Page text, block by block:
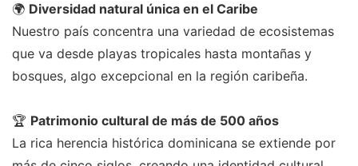
🌍 Diversidad natural única en el Caribe
Nuestro país concentra una variedad de ecosistemas
que va desde playas tropicales hasta montañas y
bosques, algo excepcional en la región caribeña.
🏆 Patrimonio cultural de más de 500 años
La rica herencia histórica dominicana se extiende por